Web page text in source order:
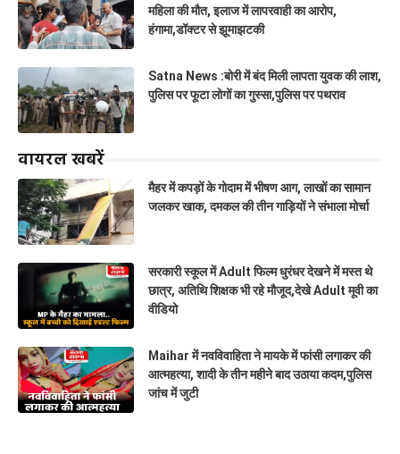
महिला की मौत, इलाज में लापरवाही का आरोप,
हंगामा,डॉक्टर से झूमाझटकी
Satna News :बोरी में बंद मिली लापता युवक की लाश,
पुलिस पर फूटा लोगों का गुस्सा,पुलिस पर पथराव
वायरल खबरें
मैहर में कपड़ों के गोदाम में भीषण आग, लाखों का सामान
जलकर खाक, दमकल की तीन गाड़ियों ने संभाला मोर्चा
सरकारी स्कूल में Adult फिल्म धुरंधर देखने में मस्त थे
छात्र, अतिथि शिक्षक भी रहे मौजूद,देखे Adult मूवी का
वीडियो
Maihar में नवविवाहिता ने मायके में फांसी लगाकर की
आत्महत्या, शादी के तीन महीने बाद उठाया कदम,पुलिस
जांच में जुटी